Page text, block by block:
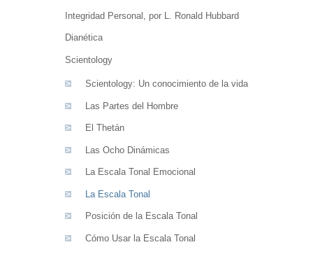
Integridad Personal, por L. Ronald Hubbard
Dianética
Scientology
Scientology: Un conocimiento de la vida
Las Partes del Hombre
El Thetán
Las Ocho Dinámicas
La Escala Tonal Emocional
La Escala Tonal
Posición de la Escala Tonal
Cómo Usar la Escala Tonal